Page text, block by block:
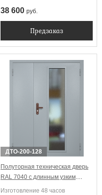
38 600 руб.
Предзаказ
ДТО-200-128
Полуторная техническая дверь
RAL 7040 с длинным узким
стеклопакетом
Изготовление 48 часов